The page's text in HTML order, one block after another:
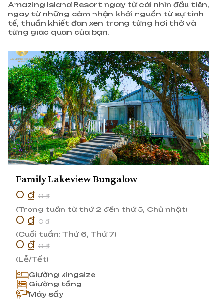
Amazing Island Resort ngay từ cái nhìn đầu tiên,
ngay từ những cảm nhận khởi nguồn từ sự tinh
tế, thuần khiết đan xen trong từng hơi thở và
từng giác quan của bạn.
Family Lakeview Bungalow
0 ₫ 0 ₫
(Trong tuần từ thứ 2 đến thứ 5, Chủ nhật)
0 ₫ 0 ₫
(Cuối tuần: Thứ 6, Thứ 7)
0 ₫ 0 ₫
(Lễ/Tết)
Giường kingsize
Giường tầng
Máy sấy